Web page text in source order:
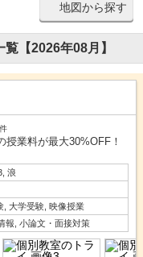
地図から探す
【2026年08月】
件
業料が最大30%OFF！
浪
, 大学受験, 映像授業
報, 小論文・面接対策